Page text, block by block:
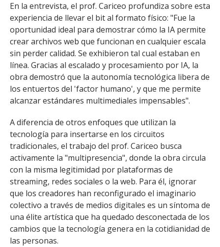
En la entrevista, el prof. Cariceo profundiza sobre esta
experiencia de llevar el bit al formato físico: "Fue la
oportunidad ideal para demostrar cómo la IA permite
crear archivos web que funcionan en cualquier escala
sin perder calidad. Se exhibieron tal cual estaban en
línea. Gracias al escalado y procesamiento por IA, la
obra demostró que la autonomía tecnológica libera de
los entuertos del 'factor humano', y que me permite
alcanzar estándares multimediales impensables".
A diferencia de otros enfoques que utilizan la
tecnología para insertarse en los circuitos
tradicionales, el trabajo del prof. Cariceo busca
activamente la "multipresencia", donde la obra circula
con la misma legitimidad por plataformas de
streaming, redes sociales o la web. Para él, ignorar
que los creadores han reconfigurado el imaginario
colectivo a través de medios digitales es un síntoma de
una élite artística que ha quedado desconectada de los
cambios que la tecnología genera en la cotidianidad de
las personas.